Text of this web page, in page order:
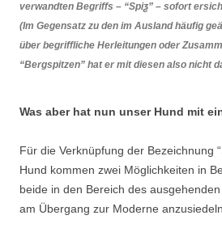
verwandten Begriffs – “Spiƺ” – sofort
(Im Gegensatz zu den im Ausland häufig
über begriffliche Herleitungen oder
“Bergspitzen” hat er mit diesen also nicht
Was aber hat nun unser Hund mit
Für die Verknüpfung der Bezeichnung
Hund kommen zwei Möglichkeiten in
beide in den Bereich des
am Übergang zur Moderne